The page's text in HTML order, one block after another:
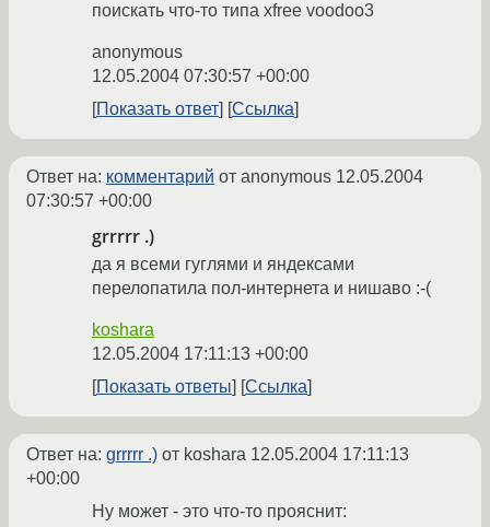
поискать что-то типа xfree voodoo3
anonymous
12.05.2004 07:30:57 +00:00
Показать ответ
Ссылка
Ответ на: комментарий от anonymous 12.05.2004
07:30:57 +00:00
grrrrr .)
да я всеми гуглями и яндексами
перелопатила пол-интернета и нишаво :-(
koshara
12.05.2004 17:11:13 +00:00
Показать ответы
Ссылка
Ответ на: grrrrr .) от koshara 12.05.2004 17:11:13
+00:00
Ну может - это что-то прояснит: